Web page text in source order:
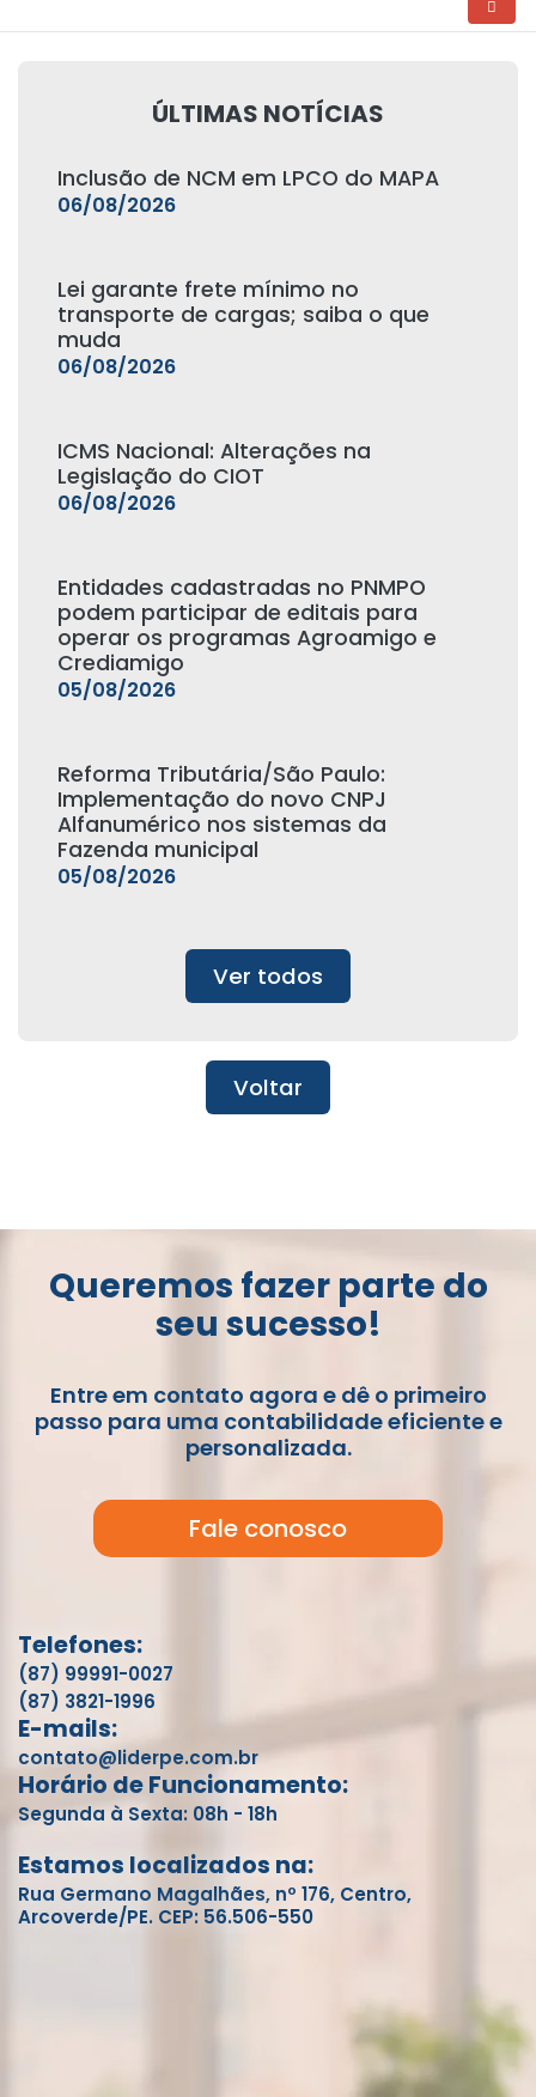
ÚLTIMAS NOTÍCIAS
Inclusão de NCM em LPCO do MAPA
06/08/2026
Lei garante frete mínimo no
transporte de cargas; saiba o que
muda
06/08/2026
ICMS Nacional: Alterações na
Legislação do CIOT
06/08/2026
Entidades cadastradas no PNMPO
podem participar de editais para
operar os programas Agroamigo e
Crediamigo
05/08/2026
Reforma Tributária/São Paulo:
Implementação do novo CNPJ
Alfanumérico nos sistemas da
Fazenda municipal
05/08/2026
Ver todos
Voltar
Queremos fazer parte do
seu sucesso!
Entre em contato agora e dê o primeiro
passo para uma contabilidade eficiente e
personalizada.
Fale conosco
Telefones:
(87) 99991-0027
(87) 3821-1996
E-mails:
contato@liderpe.com.br
Horário de Funcionamento:
Segunda à Sexta: 08h - 18h
Estamos localizados na:
Rua Germano Magalhães, nº 176, Centro,
Arcoverde/PE. CEP: 56.506-550